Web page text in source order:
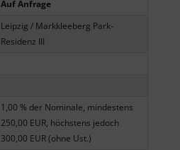
Auf Anfrage
Leipzig / Markkleeberg Park-
Residenz III
1,00 % der Nominale, mindestens
250,00 EUR, höchstens jedoch
300,00 EUR (ohne Ust.)